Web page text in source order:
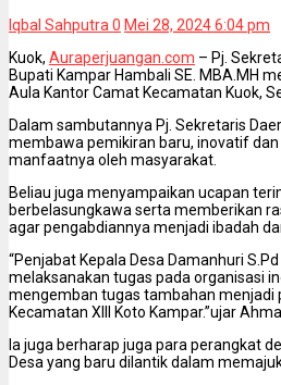
Iqbal Sahputra0 Mei 28, 2024 6:04 pm
Kuok, Auraperjuangan.com – Pj.
Bupati Kampar Hambali SE. MBA.MH
Aula Kantor Camat Kecamatan Kuok,
Dalam sambutannya Pj. Sekretaris
membawa pemikiran baru, inovatif
manfaatnya oleh masyarakat.
Beliau juga menyampaikan ucapan
berbelasungkawa serta memberikan
agar pengabdiannya menjadi ibadah
“Penjabat Kepala Desa Damanhuri
melaksanakan tugas pada organisasi
mengemban tugas tambahan menjadi
Kecamatan XIII Koto Kampar.”ujar
Ia juga berharap juga para perangkat
Desa yang baru dilantik dalam